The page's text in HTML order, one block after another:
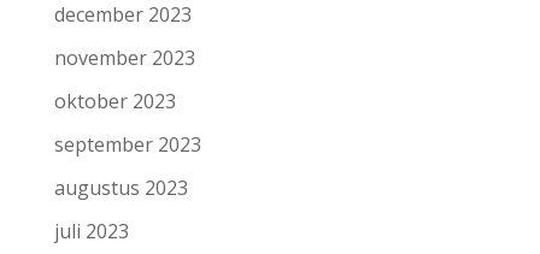
december 2023
november 2023
oktober 2023
september 2023
augustus 2023
juli 2023